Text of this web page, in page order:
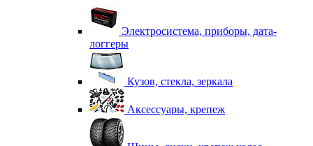
Электросистема, приборы, дата-
логгеры
Кузов, стекла, зеркала
Аксессуары, крепеж